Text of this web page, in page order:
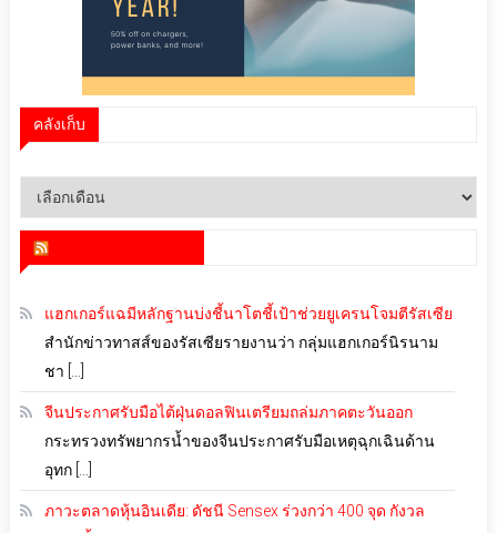
คลังเก็บ
คลัง
แฮกเกอร์แฉมีหลักฐานบ่งชี้นาโตชี้เป้าช่วยยูเครนโจมตีรัสเซีย
สำนักข่าวทาสส์ของรัสเซียรายงานว่า กลุ่มแฮกเกอร์นิรนาม
ชา […]
จีนประกาศรับมือไต้ฝุ่นดอลฟินเตรียมถล่มภาคตะวันออก
กระทรวงทรัพยากรน้ำของจีนประกาศรับมือเหตุฉุกเฉินด้าน
อุทก […]
ภาวะตลาดหุ้นอินเดีย: ดัชนี Sensex ร่วงกว่า 400 จุด กังวล